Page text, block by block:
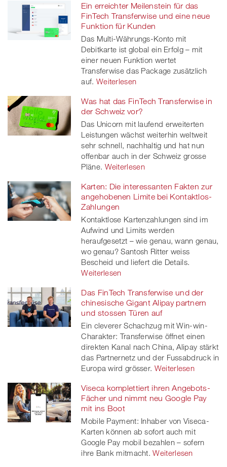
Ein erreichter Meilenstein für das
FinTech Transferwise und eine neue
Funktion für Kunden
Das Multi-Währungs-Konto mit
Debitkarte ist global ein Erfolg – mit
einer neuen Funktion wertet
Transferwise das Package zusätzlich
auf. Weiterlesen
Was hat das FinTech Transferwise in
der Schweiz vor?
Das Unicorn mit laufend erweiterten
Leistungen wächst weiterhin weltweit
sehr schnell, nachhaltig und hat nun
offenbar auch in der Schweiz grosse
Pläne. Weiterlesen
Karten: Die interessanten Fakten zur
angehobenen Limite bei Kontaktlos-
Zahlungen
Kontaktlose Kartenzahlungen sind im
Aufwind und Limits werden
heraufgesetzt – wie genau, wann genau,
wo genau? Santosh Ritter weiss
Bescheid und liefert die Details.
Weiterlesen
Das FinTech Transferwise und der
chinesische Gigant Alipay partnern
und stossen Türen auf
Ein cleverer Schachzug mit Win-win-
Charakter: Transferwise öffnet einen
direkten Kanal nach China, Alipay stärkt
das Partnernetz und der Fussabdruck in
Europa wird grösser. Weiterlesen
Viseca komplettiert ihren Angebots-
Fächer und nimmt neu Google Pay
mit ins Boot
Mobile Payment: Inhaber von Viseca-
Karten können ab sofort auch mit
Google Pay mobil bezahlen – sofern
ihre Bank mitmacht. Weiterlesen